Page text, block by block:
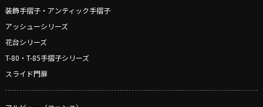
装飾手摺子・アンティック手摺子
アッシューシリーズ
花台シリーズ
T-80・T-85手摺子シリーズ
スライド門扉